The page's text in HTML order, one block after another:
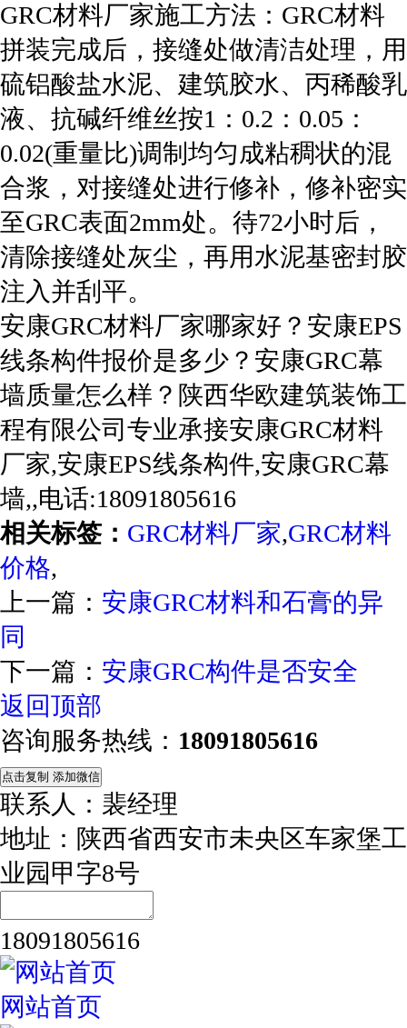
GRC材料厂家施工方法：GRC材料
拼装完成后，接缝处做清洁处理，用
硫铝酸盐水泥、建筑胶水、丙稀酸乳
液、抗碱纤维丝按1：0.2：0.05：
0.02(重量比)调制均匀成粘稠状的混
合浆，对接缝处进行修补，修补密实
至GRC表面2mm处。待72小时后，
清除接缝处灰尘，再用水泥基密封胶
注入并刮平。
安康GRC材料厂家哪家好？安康EPS
线条构件报价是多少？安康GRC幕
墙质量怎么样？陕西华欧建筑装饰工
程有限公司专业承接安康GRC材料
厂家,安康EPS线条构件,安康GRC幕
墙,,电话:18091805616
相关标签： GRC材料厂家,GRC材料
价格,
上一篇： 安康GRC材料和石膏的异
同
下一篇： 安康GRC构件是否安全
返回顶部
咨询服务热线： 18091805616
点击复制 添加微信
联系人：裴经理
地址：陕西省西安市未央区车家堡工
业园甲字8号
18091805616
网站首页